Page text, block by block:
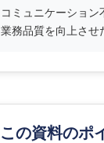
コミュニケーション
業務品質を向上させ
この資料のポ